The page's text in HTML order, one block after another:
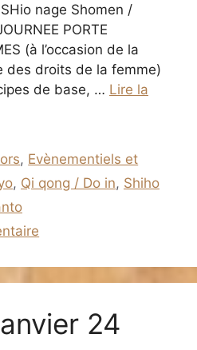
nage Shomen /
PORTE
(à l’occasion de la
des droits de la femme)
de base, … Lire la
, Evènementiels et
, Qi qong / Do in, Shiho
24